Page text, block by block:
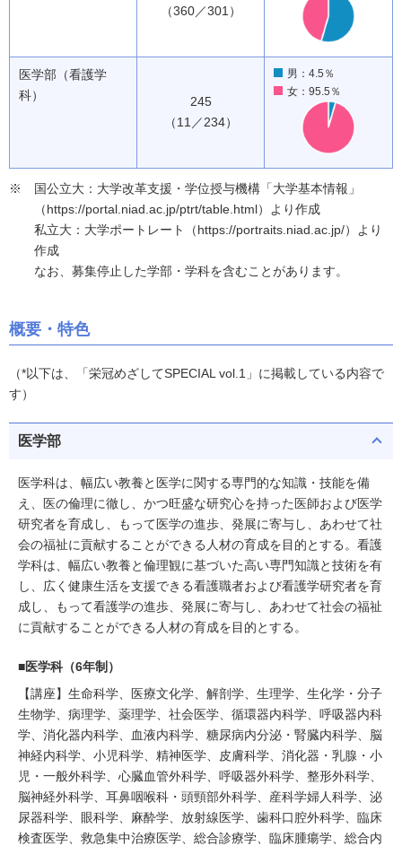
（360／301）
医学部（看護学
科）
245
（11／234）
男：4.5％
女：95.5％
国公立大：大学改革支援・学位授与機構「大学基本情報」
（https://portal.niad.ac.jp/ptrt/table.html）より作成
私立大：大学ポートレート（https://portraits.niad.ac.jp/）より
作成
なお、募集停止した学部・学科を含むことがあります。
概要・特色
（*以下は、「栄冠めざしてSPECIAL vol.1」に掲載している内容で
す）
医学部
医学科は、幅広い教養と医学に関する専門的な知識・技能を備
え、医の倫理に徹し、かつ旺盛な研究心を持った医師および医学
研究者を育成し、もって医学の進歩、発展に寄与し、あわせて社
会の福祉に貢献することができる人材の育成を目的とする。看護
学科は、幅広い教養と倫理観に基づいた高い専門知識と技術を有
し、広く健康生活を支援できる看護職者および看護学研究者を育
成し、もって看護学の進歩、発展に寄与し、あわせて社会の福祉
に貢献することができる人材の育成を目的とする。
■医学科（6年制）
【講座】生命科学、医療文化学、解剖学、生理学、生化学・分子
生物学、病理学、薬理学、社会医学、循環器内科学、呼吸器内科
学、消化器内科学、血液内科学、糖尿病内分泌・腎臓内科学、脳
神経内科学、小児科学、精神医学、皮膚科学、消化器・乳腺・小
児・一般外科学、心臓血管外科学、呼吸器外科学、整形外科学、
脳神経外科学、耳鼻咽喉科・頭頸部外科学、産科学婦人科学、泌
尿器科学、眼科学、麻酔学、放射線医学、歯科口腔外科学、臨床
検査医学、救急集中治療医学、総合診療学、臨床腫瘍学、総合内